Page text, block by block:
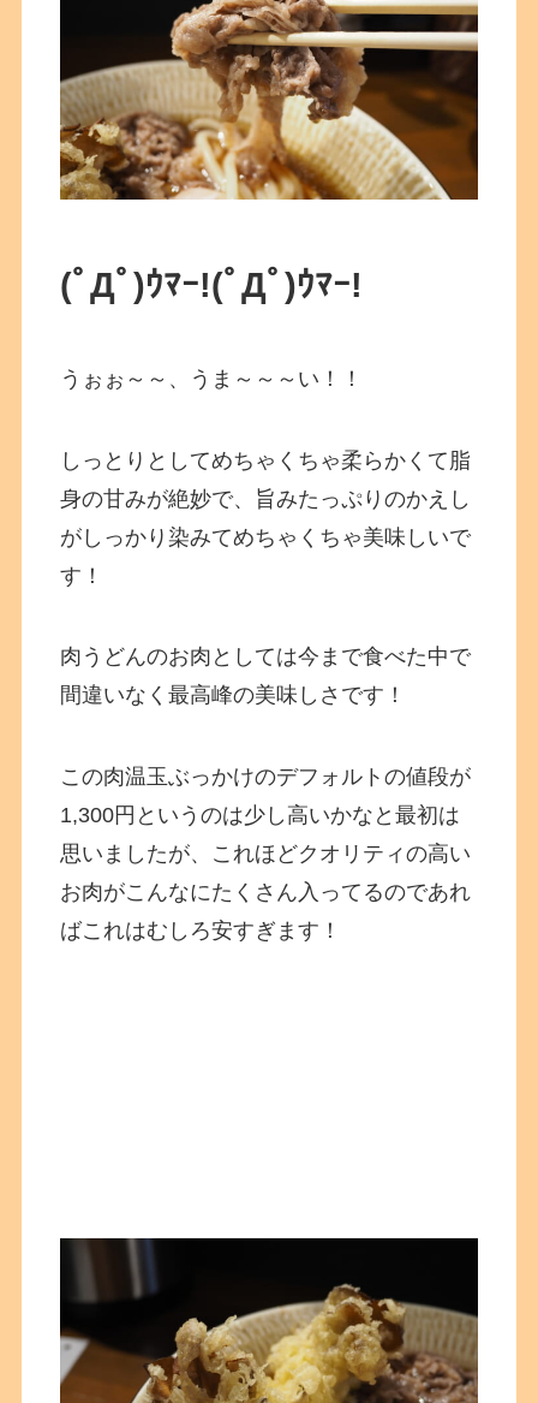
(ﾟДﾟ)ｳﾏｰ!(ﾟДﾟ)ｳﾏｰ!
うぉぉ～～、うま～～～い！！
しっとりとしてめちゃくちゃ柔らかくて脂
身の甘みが絶妙で、旨みたっぷりのかえし
がしっかり染みてめちゃくちゃ美味しいで
す！
肉うどんのお肉としては今まで食べた中で
間違いなく最高峰の美味しさです！
この肉温玉ぶっかけのデフォルトの値段が
1,300円というのは少し高いかなと最初は
思いましたが、これほどクオリティの高い
お肉がこんなにたくさん入ってるのであれ
ばこれはむしろ安すぎます！